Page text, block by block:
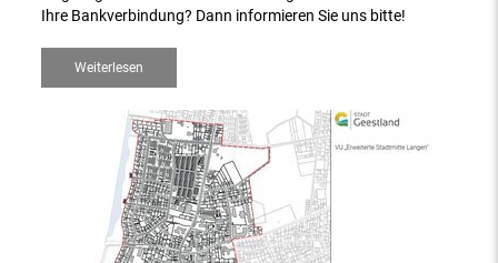
Ihre Bankverbindung? Dann informieren Sie uns bitte!
Weiterlesen